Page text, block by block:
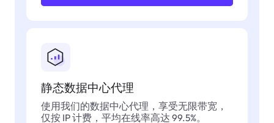
静态数据中心代理
使用我们的数据中心代理，享受无限带宽，
仅按 IP 计费，平均在线率高达 99.5%。